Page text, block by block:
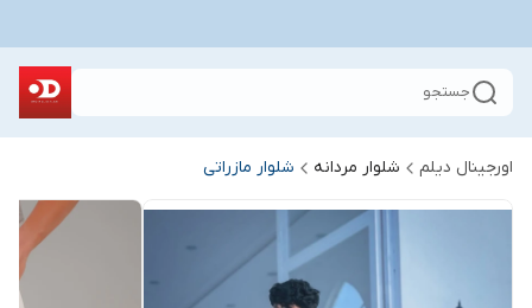
جستجو
اورجینال دیلم شلوار مردانه شلوار مازراتی